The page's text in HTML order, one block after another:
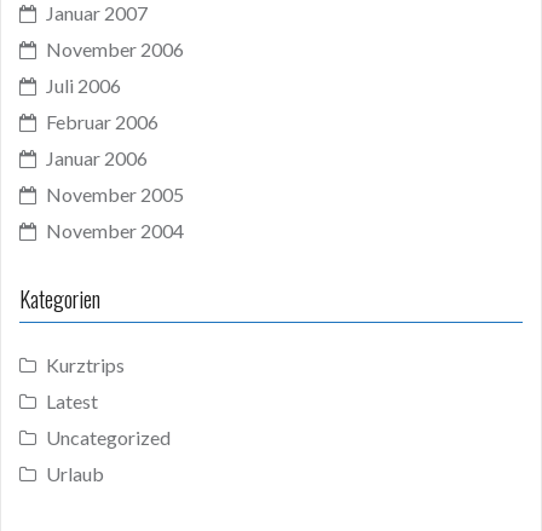
Januar 2007
November 2006
Juli 2006
Februar 2006
Januar 2006
November 2005
November 2004
Kategorien
Kurztrips
Latest
Uncategorized
Urlaub